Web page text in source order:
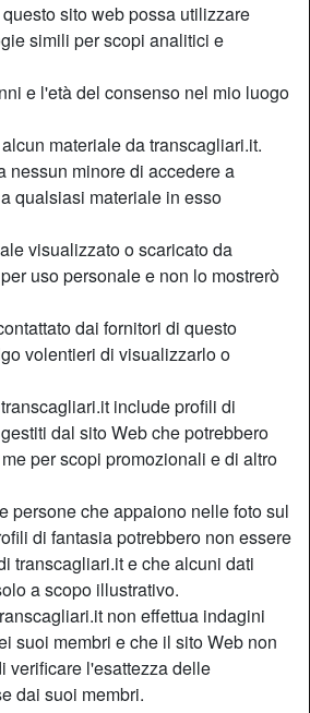
sito web possa utilizzare
simili per scopi analitici e
e l'età del consenso nel mio luogo
materiale da transcagliari.it.
nessun minore di accedere a
qualsiasi materiale in esso
visualizzato o scaricato da
uso personale e non lo mostrerò
dai fornitori di questo
volentieri di visualizzarlo o
include profili di
dal sito Web che potrebbero
per scopi promozionali e di altro
persone che appaiono nelle foto sul
di fantasia potrebbero non essere
transcagliari.it e che alcuni dati
a scopo illustrativo.
non effettua indagini
suoi membri e che il sito Web non
verificare l'esattezza delle
dai suoi membri.
privacy policy, l'uso di profili di fantasia, il
e la ricezione di mail commerciali.
in questa esperienza con una sexy
ha voglia di eccitarti e di farti sentire
più bello e sensuale del mondo. Scrivimi
assicurare che non ti deluderò per
mondo.
Capoterra
a relazionarti con una femmina
per vivere delle meravigliose